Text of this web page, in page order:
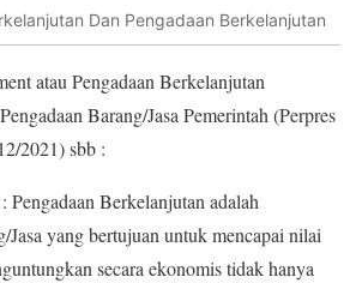
Dan Pengadaan Berkelanjutan
atau Pengadaan Berkelanjutan
Barang/Jasa Pemerintah (Perpres
2021) sbb :
Pengadaan Berkelanjutan adalah
Jasa yang bertujuan untuk mencapai nilai
secara ekonomis tidak hanya